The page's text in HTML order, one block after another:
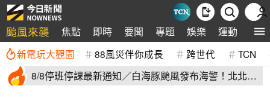
颱風來襲 焦點 即時 要聞 專題 娛樂 運動 全球
新電玩大觀園 88風災伴你成長 跨世代 TCN
8/8停班停課最新通知／白海豚颱風發布海警！北北基